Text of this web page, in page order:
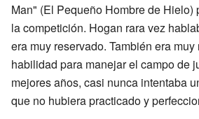
Man" (El Pequeño Hombre de Hielo)
la competición. Hogan rara vez
era muy reservado. También era
habilidad para manejar el campo de
mejores años, casi nunca intentaba
que no hubiera practicado y